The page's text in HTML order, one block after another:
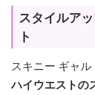
スタイルア
ト
スキニー ギャル
ハイウエストの